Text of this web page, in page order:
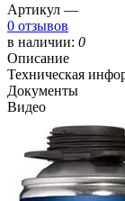
Артикул —
0 отзывов
в наличии: 0
Описание
Техническая
Документы
Видео